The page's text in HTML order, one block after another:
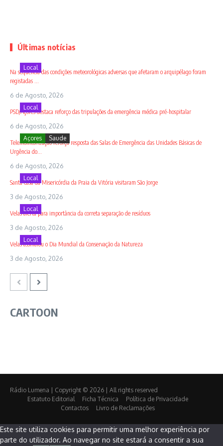
Últimas notícias
Local
Na sequência das condições meteorológicas adversas que afetaram o arquipélago foram
registadas ...
6 de Agosto, 2026
Local
PSD/Açores destaca reforço das tripulações da emergência médica pré-hospitalar
6 de Agosto, 2026
Açores Saude
Telemonitorização reforça resposta das Salas de Emergência das Unidades Básicas de
Urgência do...
6 de Agosto, 2026
Local
Santa Casa da Misericórdia da Praia da Vitória visitaram São Jorge
3 de Agosto, 2026
Local
Velas alerta para importância da correta separação de resíduos
3 de Agosto, 2026
Local
Velas assinalou o Dia Mundial da Conservação da Natureza
3 de Agosto, 2026
CARTOON
Rádio Lumena | Copyright © 2026 | All rights reserved
Estatuto Editorial
Ficha Técnica
Política de Privacidade
Contactos
Livro de Reclamações
Este site utiliza cookies para permitir uma melhor experiência por
parte do utilizador. Ao navegar no site estará a consentir a sua